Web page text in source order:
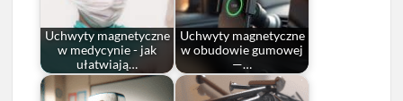
Uchwyty magnetyczne
w medycynie - jak
ułatwiają…
Uchwyty magnetyczne
w obudowie gumowej
—…